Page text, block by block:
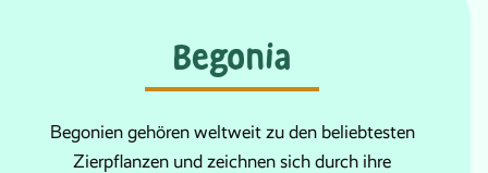
Begonia
Begonien gehören weltweit zu den beliebtesten
Zierpflanzen und zeichnen sich durch ihre